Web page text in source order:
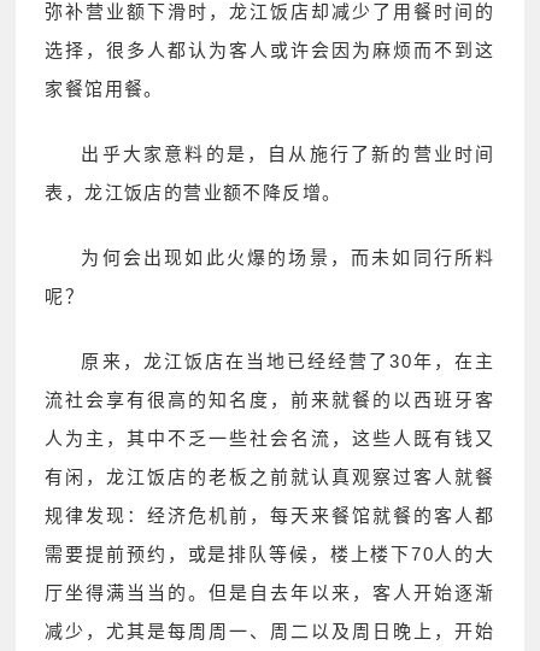
弥补营业额下滑时，龙江饭店却减少了用餐时间的
选择，很多人都认为客人或许会因为麻烦而不到这
家餐馆用餐。
出乎大家意料的是，自从施行了新的营业时间
表，龙江饭店的营业额不降反增。
为何会出现如此火爆的场景，而未如同行所料
呢？
原来，龙江饭店在当地已经经营了30年，在主
流社会享有很高的知名度，前来就餐的以西班牙客
人为主，其中不乏一些社会名流，这些人既有钱又
有闲，龙江饭店的老板之前就认真观察过客人就餐
规律发现：经济危机前，每天来餐馆就餐的客人都
需要提前预约，或是排队等候，楼上楼下70人的大
厅坐得满当当的。但是自去年以来，客人开始逐渐
减少，尤其是每周周一、周二以及周日晚上，开始